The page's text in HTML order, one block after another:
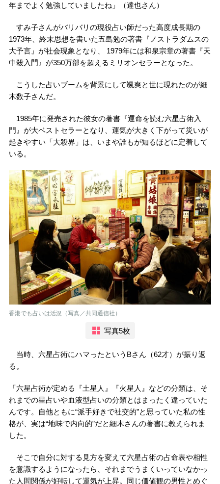
年までよく勉強していましたね」（達也さん）
すみ子さんがバリバリの現役占い師だった高度成長期の
1973年、終末思想を書いた五島勉の著書『ノストラダムスの
大予言』が社会現象となり、 1979年には和泉宗章の著書『天
中殺入門』が350万部を超えるミリオンセラーとなった。
こうした占いブームを背景にして颯爽と世に現れたのが細
木数子さんだ。
1985年に発売された彼女の著書『運命を読む六星占術入
門』が大ベストセラーとなり、運気が大きく下がって災いが
起きやすい「大殺界」は、いまや誰もが知るほどに定着して
いる。
香港でも占いは活況（写真／共同通信社）
写真5枚
当時、六星占術にハマったというBさん（62才）が振り返
る。
「六星占術が定める『土星人』『火星人』などの分類は、そ
れまでの星占いや血液型占いの分類とはまったく違っていた
んです。自他ともに“派手好きで社交的”と思っていた私の性
格が、実は“地味で内向的”だと細木さんの著書に教えられま
した。
そこで自分に対する見方を変えて六星占術の占命表や相性
を意識するようになったら、それまでうまくいっていなかっ
た人間関係が好転して運気が上昇。同じ価値観の男性とめぐ